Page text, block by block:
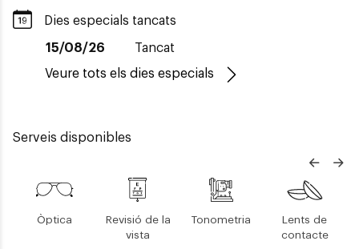
Dies especials tancats
15/08/26
Tancat
Veure tots els dies especials
Serveis disponibles
Òptica
Revisió de la
vista
Tonometria
Lents de
contacte